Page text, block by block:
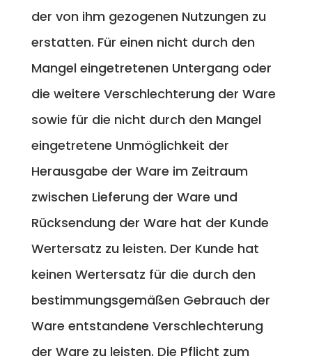
der von ihm gezogenen Nutzungen zu
erstatten. Für einen nicht durch den
Mangel eingetretenen Untergang oder
die weitere Verschlechterung der Ware
sowie für die nicht durch den Mangel
eingetretene Unmöglichkeit der
Herausgabe der Ware im Zeitraum
zwischen Lieferung der Ware und
Rücksendung der Ware hat der Kunde
Wertersatz zu leisten. Der Kunde hat
keinen Wertersatz für die durch den
bestimmungsgemäßen Gebrauch der
Ware entstandene Verschlechterung
der Ware zu leisten. Die Pflicht zum